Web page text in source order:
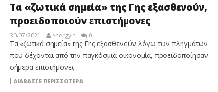
Τα «ζωτικά σημεία» της Γης εξασθενούν,
προειδοποιούν επιστήμονες
30/07/2021 energyin 0
Τα «ζωτικά σημεία» της Γης εξασθενούν λόγω των πληγμάτων
που δέχονται από την παγκόσμια οικονομία, προειδοποίησαν
σήμερα επιστήμονες.
ΔΙΑΒΆΣΤΕ ΠΕΡΙΣΣΌΤΕΡΑ